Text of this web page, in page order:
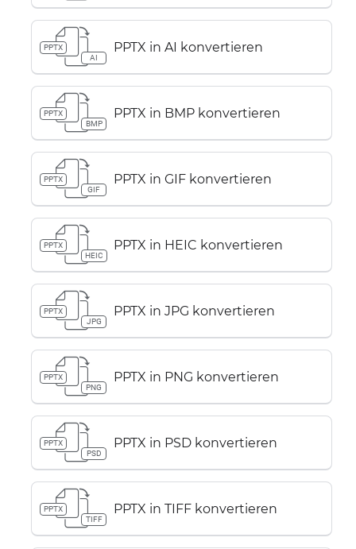
PPTX
AI
PPTX in AI konvertieren
PPTX
BMP
PPTX in BMP konvertieren
PPTX
GIF
PPTX in GIF konvertieren
PPTX
HEIC
PPTX in HEIC konvertieren
PPTX
JPG
PPTX in JPG konvertieren
PPTX
PNG
PPTX in PNG konvertieren
PPTX
PSD
PPTX in PSD konvertieren
PPTX
TIFF
PPTX in TIFF konvertieren